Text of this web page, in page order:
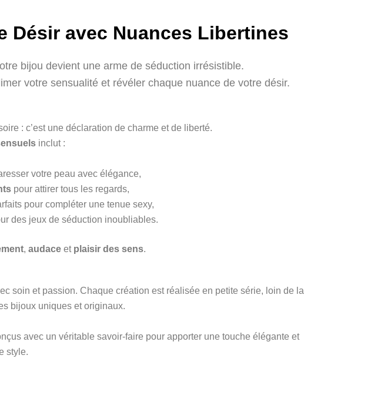
Désir avec Nuances Libertines
bijou devient une arme de séduction irrésistible.
votre sensualité et révéler chaque nuance de votre désir.
: c’est une déclaration de charme et de liberté.
inclut :
votre peau avec élégance,
pour attirer tous les regards,
pour compléter une tenue sexy,
des jeux de séduction inoubliables.
, audaceet plaisir des sens.
soin et passion. Chaque création est réalisée en petite série, loin de la
bijoux uniques et originaux.
avec un véritable savoir-faire pour apporter une touche élégante et
style.